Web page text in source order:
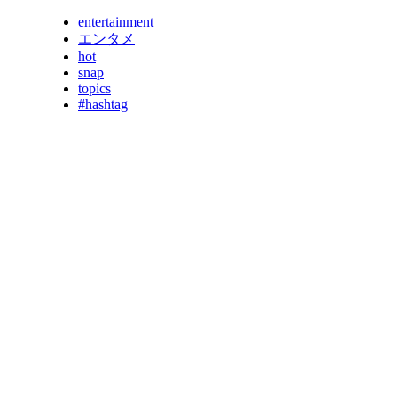
entertainment
エンタメ
hot
snap
topics
#hashtag